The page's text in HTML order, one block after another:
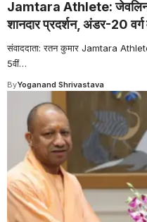
Jamtara Athlete: जेवलिन
शानदार प्रदर्शन, अंडर-20 वर्ग
संवाददाता: रतन कुमार Jamtara
5वीं…
ByYoganand Shrivastava